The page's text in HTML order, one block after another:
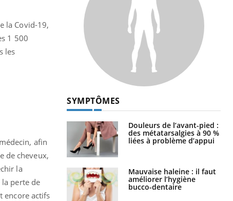
la Covid-19,
1 500
les
afin
de cheveux,
la
perte de
encore actifs
SYMPTÔMES
Douleurs de l’avant-pied :
des métatarsalgies à 90 %
liées à problème d’appui
Mauvaise haleine : il faut
améliorer l’hygiène
bucco-dentaire